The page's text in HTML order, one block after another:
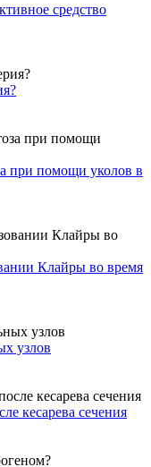
средство
при помощи уколов в
Клайры во время
узлов
кесарева сечения